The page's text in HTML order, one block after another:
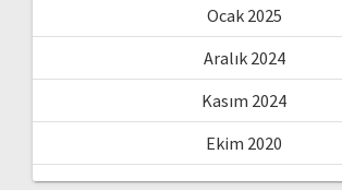
Ocak 2025
Aralık 2024
Kasım 2024
Ekim 2020